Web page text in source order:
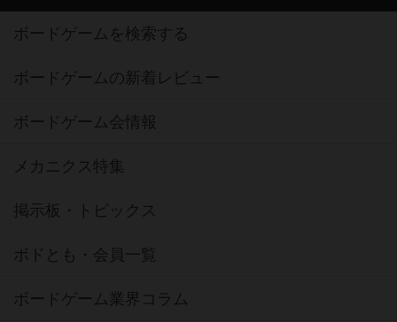
ボードゲームを検索する
ボードゲームの新着レビュー
ボードゲーム会情報
メカニクス特集
掲示板・トピックス
ボドとも・会員一覧
ボードゲーム業界コラム